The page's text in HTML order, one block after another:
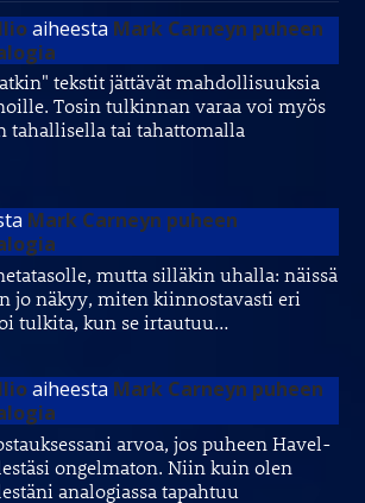
aiheesta Mark Carneyn puheen
tekstit jättävät mahdollisuuksia
Tosin tulkinnan varaa voi myös
tahallisella tai tahattomalla
Mark Carneyn puheen
mutta silläkin uhalla: näissä
jo näkyy, miten kiinnostavasti eri
tulkita, kun se irtautuu…
aiheesta Mark Carneyn puheen
arvoa, jos puheen Havel-
ongelmaton. Niin kuin olen
analogiassa tapahtuu